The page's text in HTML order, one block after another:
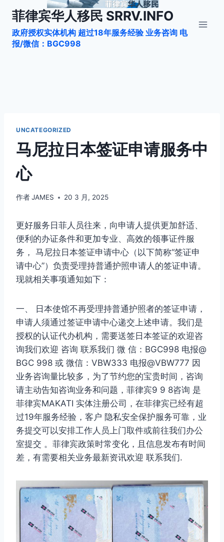
菲律宾华人移民 SRRV.INFO
政府授权实体机构 超过18年服务经验 业务咨询 电
报/微信：BGC998
UNCATEGORIZED
马尼拉日本签证申请服务中
心
作者JAMES 20 3 月, 2025
更好服务日菲人员往来，向申请人提供更加舒适、
便利的办证条件和更加专业、高效的领事证件服
务， 马尼拉日本签证申请中心（以下简称“签证申
请中心”）负责受理持普通护照申请人的签证申请。
现就相关事项通知如下：
一、 日本使馆不再受理持普通护照者的签证申请，
申请人须通过签证申请中心递交上述申请。我们是
授权的认证代办机构，需要送签日本签证的欢迎咨
询我们欢迎 咨询 联系我们 微 信：BGC998 电报@
BGC 998 或 微信：VBW333 电报@VBW777 因
业务咨询量比较多，为了节约您的宝贵时间，咨询
请主动告知咨询业务和问题，菲律宾9 9 8咨询 是
菲律宾MAKATI 实体注册公司，在菲律宾已经有超
过19年服务经验，客户 隐私安全保护服务可靠，业
务提交可以安排工作人员上门取件或前往我们办公
室提交 。菲律宾政策时常变化，且信息发布有时间
差，有需要相关业务最新资讯欢迎 联系我们.